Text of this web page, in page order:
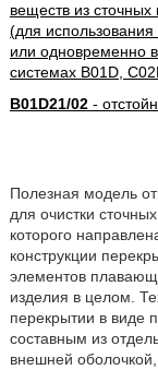
веществ из сточных
(для использования
или одновременно
системах B01D,
B01D21/02-
Полезная модель
для очистки
которого
конструкции
элементов
изделия в целом.
перекрытии в виде
составным из
внешней